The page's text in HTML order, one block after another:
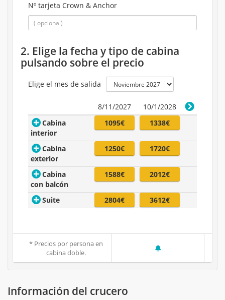
Nº tarjeta Crown & Anchor
2. Elige la fecha y tipo de cabina
pulsando sobre el precio
Elige el mes de salida
8/11/2027
10/1/2028
Cabina
interior
1095€ 1338€
Cabina
exterior
1250€ 1720€
Cabina
con balcón
1588€ 2012€
Suite 2804€ 3612€
* Precios por persona en
cabina doble.
Información del crucero